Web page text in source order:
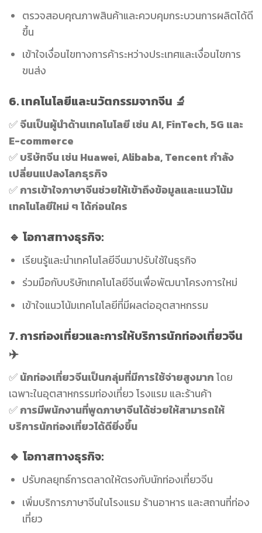
ตรวจสอบคุณภาพสินค้าและควบคุมกระบวนการผลิตได้ดี
ขึ้น
เข้าใจเงื่อนไขทางการค้าระหว่างประเทศและเงื่อนไขการ
ขนส่ง
6. เทคโนโลยีและนวัตกรรมจากจีน 🔬
✅จีนเป็นผู้นำด้านเทคโนโลยี เช่น AI, FinTech, 5G และ
E-commerce
✅บริษัทจีน เช่น Huawei, Alibaba, Tencent กำลัง
เปลี่ยนแปลงโลกธุรกิจ
✅การเข้าใจภาษาจีนช่วยให้เข้าถึงข้อมูลและแนวโน้ม
เทคโนโลยีใหม่ ๆ ได้ก่อนใคร
🔹 โอกาสทางธุรกิจ:
เรียนรู้และนำเทคโนโลยีจีนมาปรับใช้ในธุรกิจ
ร่วมมือกับบริษัทเทคโนโลยีจีนเพื่อพัฒนาโครงการใหม่
เข้าใจแนวโน้มเทคโนโลยีที่มีผลต่ออุตสาหกรรม
7. การท่องเที่ยวและการให้บริการนักท่องเที่ยวจีน
✈️
✅นักท่องเที่ยวจีนเป็นกลุ่มที่มีการใช้จ่ายสูงมากโดย
เฉพาะในอุตสาหกรรมท่องเที่ยว โรงแรม และร้านค้า
✅การมีพนักงานที่พูดภาษาจีนได้ช่วยให้สามารถให้
บริการนักท่องเที่ยวได้ดียิ่งขึ้น
🔹 โอกาสทางธุรกิจ:
ปรับกลยุทธ์การตลาดให้ตรงกับนักท่องเที่ยวจีน
เพิ่มบริการภาษาจีนในโรงแรม ร้านอาหาร และสถานที่ท่อง
เที่ยว